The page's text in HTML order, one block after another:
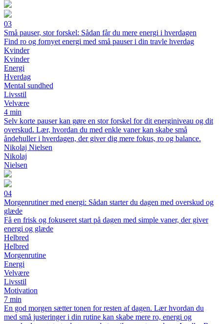
03
Små pauser, stor forskel: Sådan får du mere energi i hverdagen
Find ro og fornyet energi med små pauser i din travle hverdag
Kvinder
Kvinder
Energi
Hverdag
Mental sundhed
Livsstil
Velvære
4 min
Selv korte pauser kan gøre en stor forskel for dit energiniveau og dit
overskud. Lær, hvordan du med enkle vaner kan skabe små
åndehuller i hverdagen, der giver dig mere fokus, ro og balance.
Nikolaj Nielsen
Nikolaj
Nielsen
04
Morgenrutiner med energi: Sådan starter du dagen med overskud og
glæde
Få en frisk og fokuseret start på dagen med simple vaner, der giver
energi og glæde
Helbred
Helbred
Morgenrutine
Energi
Velvære
Livsstil
Motivation
7 min
En god morgen sætter tonen for resten af dagen. Lær hvordan du
med små justeringer i din rutine kan skabe mere ro, energi og